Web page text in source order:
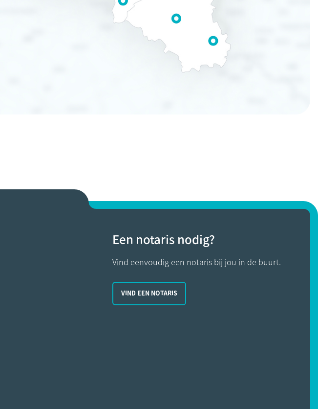
Een notaris nodig?
Vind eenvoudig een notaris bij jou in de buurt.
VIND EEN NOTARIS